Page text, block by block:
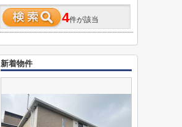
4件が該当
新着物件